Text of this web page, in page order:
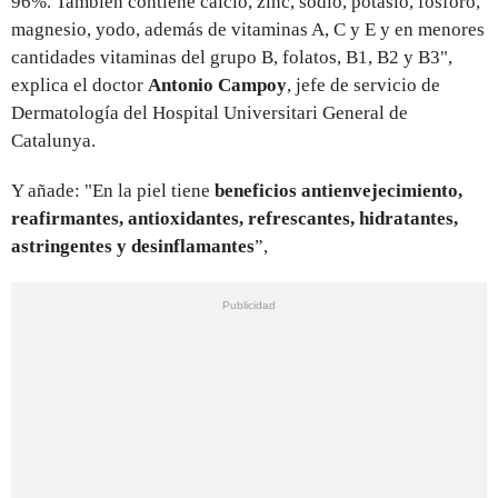
magnesio, yodo, además de vitaminas A, C y E y en menores
cantidades vitaminas del grupo B, folatos, B1, B2 y B3",
explica el doctor Antonio Campoy, jefe de servicio de
Dermatología del Hospital Universitari General de
Catalunya.
Y añade: "En la piel tiene beneficios antienvejecimiento,
reafirmantes, antioxidantes, refrescantes, hidratantes,
astringentes y desinflamantes”,